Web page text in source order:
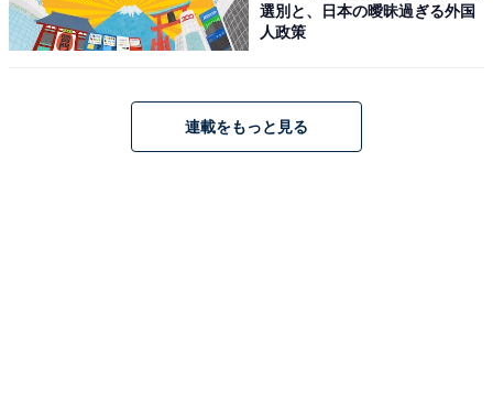
選別と、日本の曖昧過ぎる外国
人政策
連載をもっと見る